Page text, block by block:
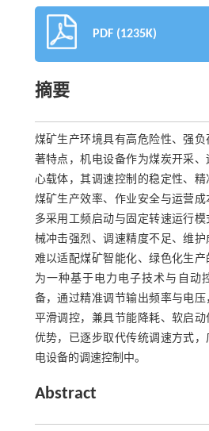
PDF (1235K)
摘要
煤矿生产环境具有高危险性、强
著特点，机电设备作为煤炭开采
心载体，其调速控制的稳定性、
煤矿生产效率、作业安全与运营
多采用工频启动与固定转速运行
械冲击强烈、调速精度不足、维护
难以适配煤矿智能化、绿色化生
为一种基于电力电子技术与自动
备，通过精准调节输出频率与电
平滑调控，兼具节能降耗、软启
优势，已逐步取代传统调速方式
电设备的调速控制中。
Abstract